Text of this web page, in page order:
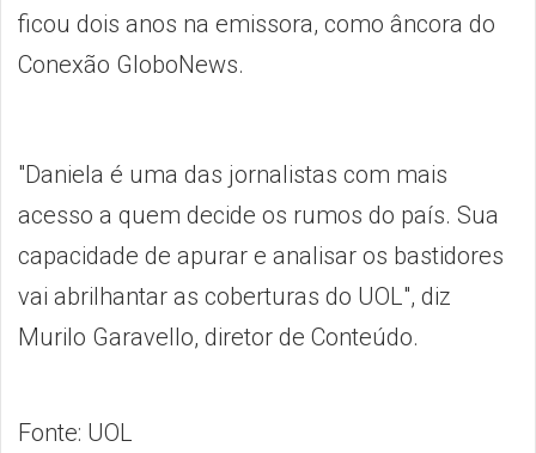
ficou dois anos na emissora, como âncora do
Conexão GloboNews.
"Daniela é uma das jornalistas com mais
acesso a quem decide os rumos do país. Sua
capacidade de apurar e analisar os bastidores
vai abrilhantar as coberturas do UOL", diz
Murilo Garavello, diretor de Conteúdo.
Fonte: UOL